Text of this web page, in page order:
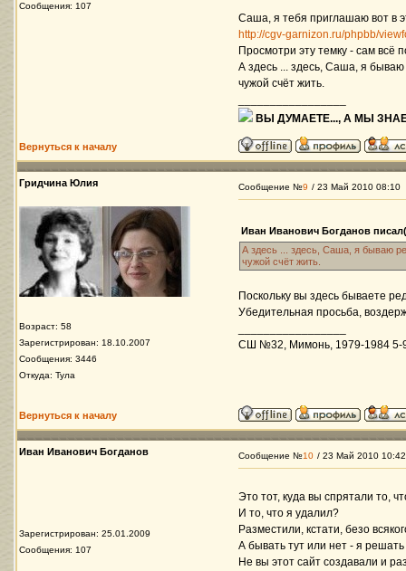
Сообщения: 107
Саша, я тебя приглашаю вот в
http://cgv-garnizon.ru/phpbb/
Просмотри эту темку - сам всё
А здесь ... здесь, Саша, я
чужой счёт жить.
ВЫ ДУМАЕТЕ..., А МЫ
Вернуться к началу
Гридчина Юлия
Возраст: 58
Зарегистрирован: 18.10.2007
Сообщения: 3446
Откуда: Тула
Сообщение №9 / 23 Май 2010 08:10
Иван Иванович Богданов
А здесь ... здесь, Саша, я бываю
чужой счёт жить.
Поскольку вы здесь бываете
Убедительная просьба,
СШ №32, Мимонь, 1979-1984 5-9
Вернуться к началу
Иван Иванович Богданов
Зарегистрирован: 25.01.2009
Сообщения: 107
Сообщение №10 / 23 Май 2010 10:42
Это тот, куда вы спрятали то,
И то, что я удалил?
Разместили, кстати, безо
А бывать тут или нет - я
Не вы этот сайт создавали и